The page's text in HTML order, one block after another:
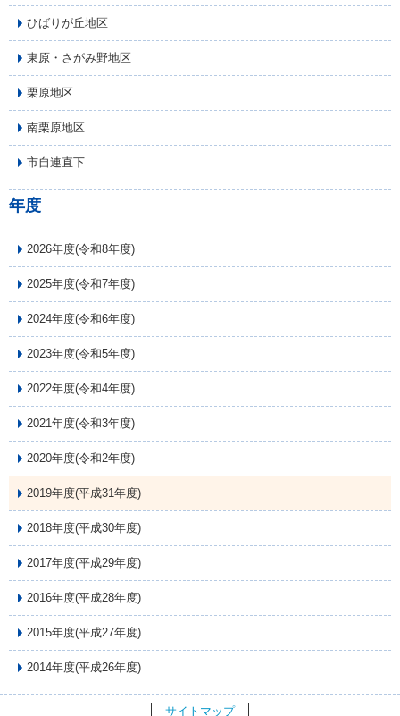
ひばりが丘地区
東原・さがみ野地区
栗原地区
南栗原地区
市自連直下
年度
2026年度(令和8年度)
2025年度(令和7年度)
2024年度(令和6年度)
2023年度(令和5年度)
2022年度(令和4年度)
2021年度(令和3年度)
2020年度(令和2年度)
2019年度(平成31年度)
2018年度(平成30年度)
2017年度(平成29年度)
2016年度(平成28年度)
2015年度(平成27年度)
2014年度(平成26年度)
サイトマップ